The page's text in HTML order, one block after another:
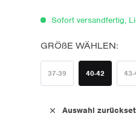
Sofort versandfertig,
GRÖßE WÄHLEN:
37-39 40-42
Auswahl